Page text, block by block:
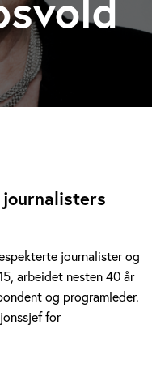
journalister og
arbeidet nesten 40 år
og programleder.
for